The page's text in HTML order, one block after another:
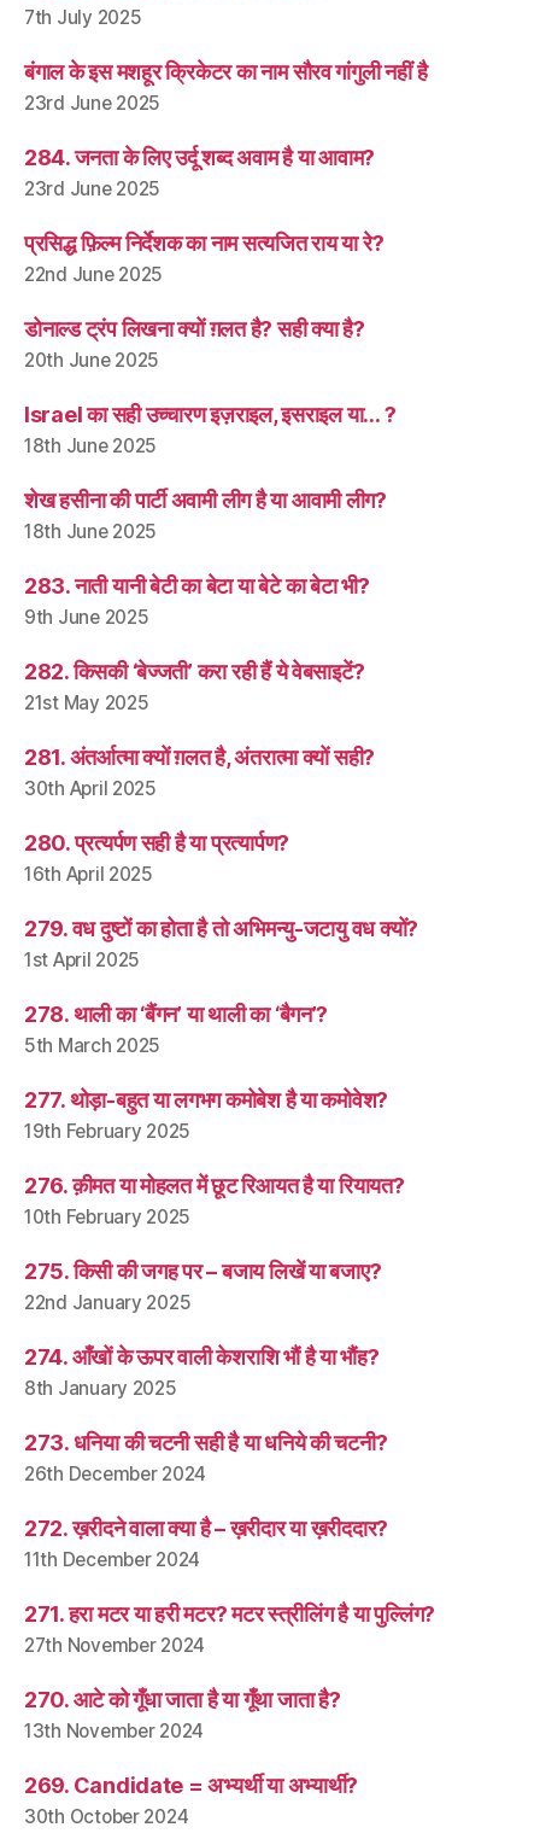
7th July 2025
बंगाल के इस मशहूर क्रिकेटर का नाम सौरव गांगुली नहीं है
23rd June 2025
284. जनता के लिए उर्दू शब्द अवाम है या आवाम?
23rd June 2025
प्रसिद्ध फ़िल्म निर्देशक का नाम सत्यजित राय या रे?
22nd June 2025
डोनाल्ड ट्रंप लिखना क्यों ग़लत है? सही क्या है?
20th June 2025
Israel का सही उच्चारण इज़राइल, इसराइल या… ?
18th June 2025
शेख हसीना की पार्टी अवामी लीग है या आवामी लीग?
18th June 2025
283. नाती यानी बेटी का बेटा या बेटे का बेटा भी?
9th June 2025
282. किसकी ‘बेज्जती’ करा रही हैं ये वेबसाइटें?
21st May 2025
281. अंतर्आत्मा क्यों ग़लत है, अंतरात्मा क्यों सही?
30th April 2025
280. प्रत्यर्पण सही है या प्रत्यार्पण?
16th April 2025
279. वध दुष्टों का होता है तो अभिमन्यु-जटायु वध क्यों?
1st April 2025
278. थाली का ‘बैंगन’ या थाली का ‘बैगन’?
5th March 2025
277. थोड़ा-बहुत या लगभग कमोबेश है या कमोवेश?
19th February 2025
276. क़ीमत या मोहलत में छूट रिआयत है या रियायत?
10th February 2025
275. किसी की जगह पर – बजाय लिखें या बजाए?
22nd January 2025
274. आँखों के ऊपर वाली केशराशि भौं है या भौंह?
8th January 2025
273. धनिया की चटनी सही है या धनिये की चटनी?
26th December 2024
272. ख़रीदने वाला क्या है – ख़रीदार या ख़रीददार?
11th December 2024
271. हरा मटर या हरी मटर? मटर स्त्रीलिंग है या पुल्लिंग?
27th November 2024
270. आटे को गूँधा जाता है या गूँथा जाता है?
13th November 2024
269. Candidate = अभ्यर्थी या अभ्यार्थी?
30th October 2024